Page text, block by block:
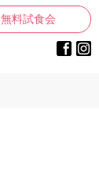
無料試食会